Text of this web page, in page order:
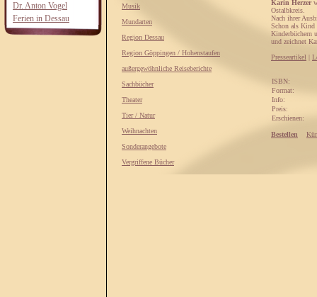
Dr. Anton Vogel
Ferien in Dessau
Musik
Mundarten
Region Dessau
Region Göppingen / Hohenstaufen
außergewöhnliche Reiseberichte
Sachbücher
Theater
Tier / Natur
Weihnachten
Sonderangebote
Vergriffene Bücher
Karin Herzer
Ostalbkreis.
Nach ihrer
Schon als Kind
Kinderbüchern
und zeichnet
Presseartikel |
ISBN:
Format:
Info:
Preis:
Erschienen:
Bestellen